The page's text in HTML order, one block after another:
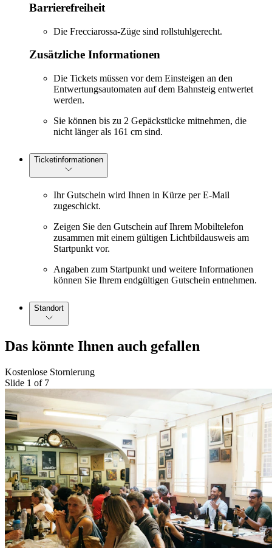
Barrierefreiheit
Die Frecciarossa-Züge sind rollstuhlgerecht.
Zusätzliche Informationen
Die Tickets müssen vor dem Einsteigen an den
Entwertungsautomaten auf dem Bahnsteig entwertet
werden.
Sie können bis zu 2 Gepäckstücke mitnehmen, die
nicht länger als 161 cm sind.
Ticketinformationen
Ihr Gutschein wird Ihnen in Kürze per E-Mail
zugeschickt.
Zeigen Sie den Gutschein auf Ihrem Mobiltelefon
zusammen mit einem gültigen Lichtbildausweis am
Startpunkt vor.
Angaben zum Startpunkt und weitere Informationen
können Sie Ihrem endgültigen Gutschein entnehmen.
Standort
Das könnte Ihnen auch gefallen
Kostenlose Stornierung
Slide 1 of 7